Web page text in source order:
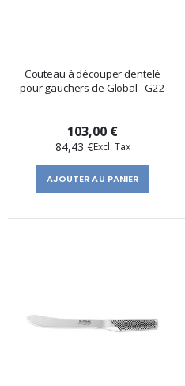
Couteau à découper dentelé
pour gauchers de Global - G22
103,00 €
84,43 €
AJOUTER AU PANIER